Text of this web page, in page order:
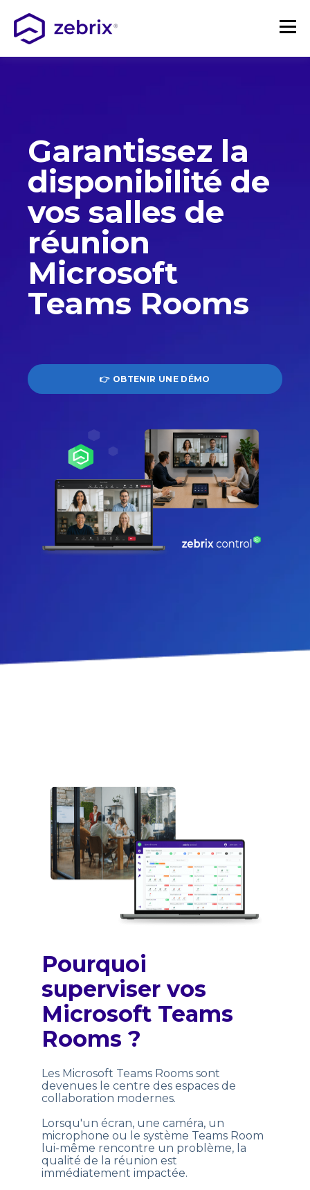
Garantissez la
disponibilité de
vos salles de
réunion
Microsoft
Teams Rooms
👉 OBTENIR UNE DÉMO
Pourquoi
superviser vos
Microsoft Teams
Rooms ?
Les Microsoft Teams Rooms sont
devenues le centre des espaces de
collaboration modernes.
Lorsqu'un écran, une caméra, un
microphone ou le système Teams Room
lui-même rencontre un problème, la
qualité de la réunion est
immédiatement impactée.